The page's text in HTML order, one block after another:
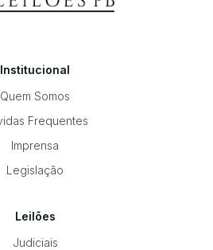
Institucional
Quem Somos
Frequentes
Imprensa
Legislação
Leilões
Judiciais